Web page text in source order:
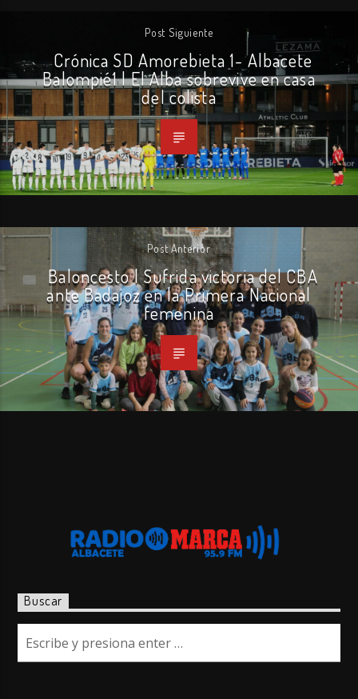
Post Siguiente
Crónica SD Amorebieta 1- Albacete
Balompié1 | El Alba sobrevive en casa
del colista
Post Anterior
Baloncesto | Sufrida victoria del CBA
ante Badajoz en la Primera Nacional
femenina
Buscar